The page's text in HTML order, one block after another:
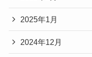
2025年1月
2024年12月